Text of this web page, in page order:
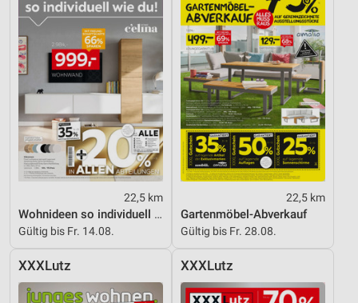
22,5 km
Wohnideen so individuell wie du!
Gültig bis Fr. 14.08.
22,5 km
Gartenmöbel-Abverkauf
Gültig bis Fr. 28.08.
XXXLutz XXXLutz